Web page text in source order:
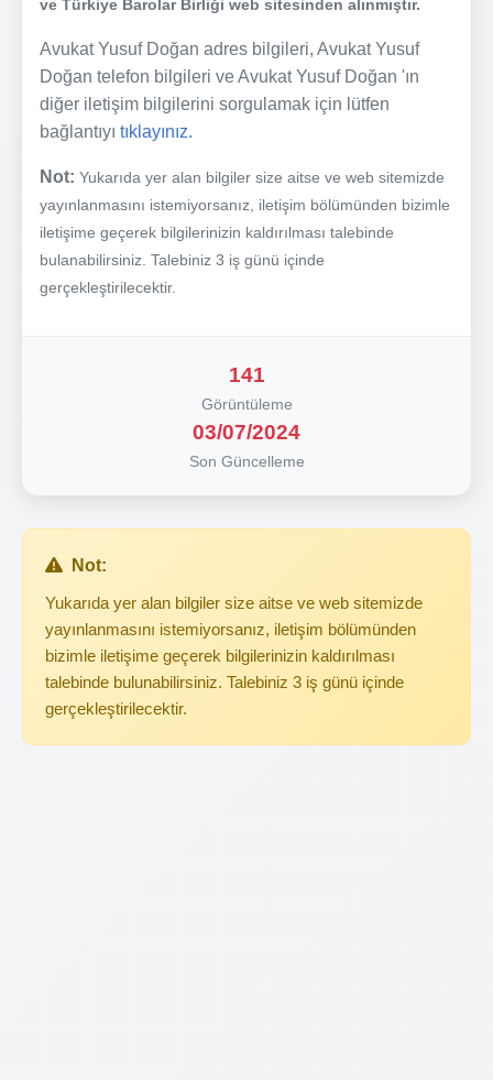
ve Türkiye Barolar Birliği web sitesinden alınmıştır.
Avukat Yusuf Doğan adres bilgileri, Avukat Yusuf
Doğan telefon bilgileri ve Avukat Yusuf Doğan 'ın
diğer iletişim bilgilerini sorgulamak için lütfen
bağlantıyı tıklayınız.
Not: Yukarıda yer alan bilgiler size aitse ve web sitemizde
yayınlanmasını istemiyorsanız, iletişim bölümünden bizimle
iletişime geçerek bilgilerinizin kaldırılması talebinde
bulanabilirsiniz. Talebiniz 3 iş günü içinde
gerçekleştirilecektir.
141
Görüntüleme
03/07/2024
Son Güncelleme
Not:
Yukarıda yer alan bilgiler size aitse ve web sitemizde
yayınlanmasını istemiyorsanız, iletişim bölümünden
bizimle iletişime geçerek bilgilerinizin kaldırılması
talebinde bulunabilirsiniz. Talebiniz 3 iş günü içinde
gerçekleştirilecektir.